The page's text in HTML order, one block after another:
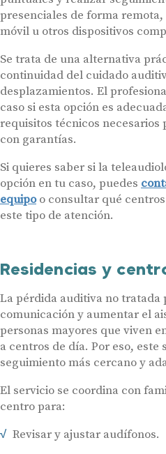
presenciales de forma
móvil u otros dispositivos
Se trata de una alternativa
continuidad del cuidado
desplazamientos. El
caso si esta opción es
requisitos técnicos necesarios
con garantías.
Si quieres saber si la
opción en tu caso, puedes
equipoo consultar qué
este tipo de atención.
Residencias y
La pérdida auditiva no
comunicación y aumentar el
personas mayores que viven
a centros de día. Por eso,
seguimiento más cercano y
El servicio se coordina con
centro para:
Revisar y ajustar audífonos.